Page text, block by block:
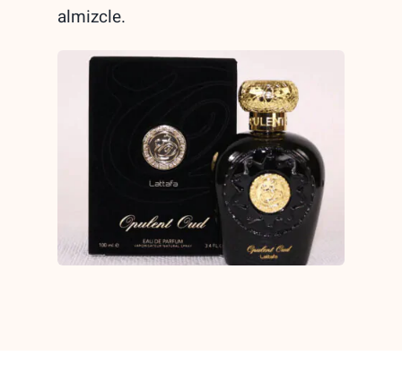
almizcle.